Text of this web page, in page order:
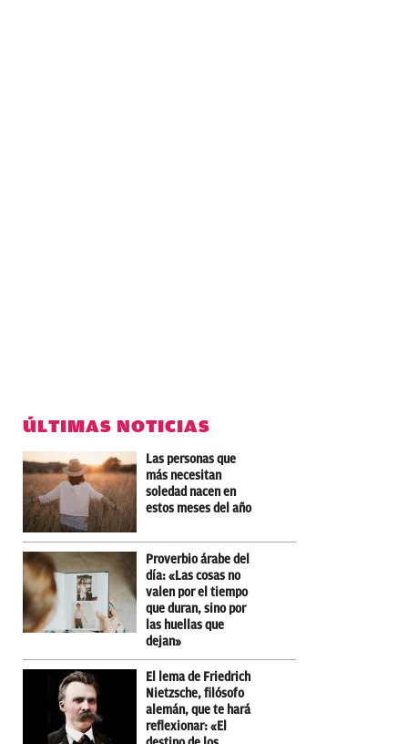
ÚLTIMAS NOTICIAS
Las personas que
más necesitan
soledad nacen en
estos meses del año
Proverbio árabe del
día: «Las cosas no
valen por el tiempo
que duran, sino por
las huellas que
dejan»
El lema de Friedrich
Nietzsche, filósofo
alemán, que te hará
reflexionar: «El